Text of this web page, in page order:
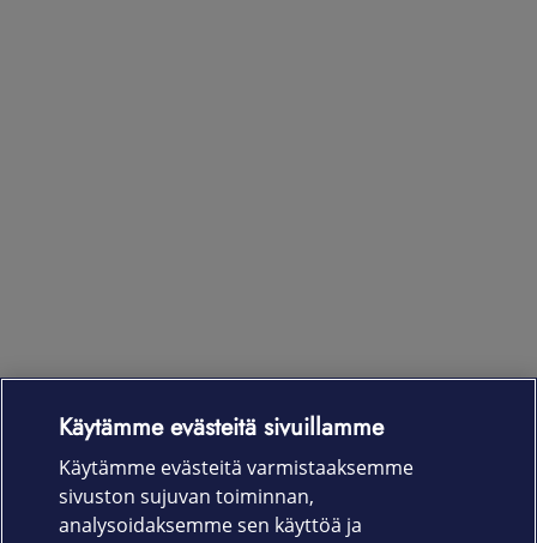
Laitteet & liittymät
Palvelut
Käytämme evästeitä sivuillamme
Käytämme evästeitä varmistaaksemme
sivuston sujuvan toiminnan,
analysoidaksemme sen käyttöä ja